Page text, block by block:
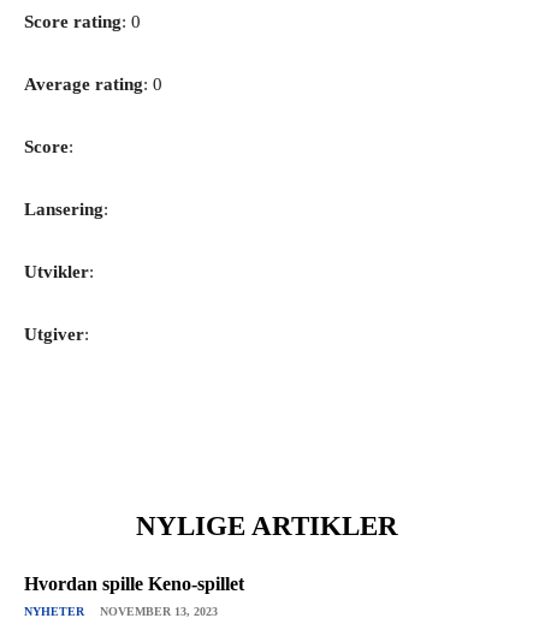
Score rating: 0
Average rating: 0
Score:
Lansering:
Utvikler:
Utgiver:
NYLIGE ARTIKLER
Hvordan spille Keno-spillet
NYHETER NOVEMBER 13, 2023